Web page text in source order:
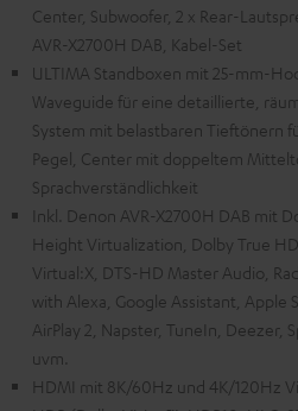
Center, Subwoofer, 2 x Rear-
AVR-X2700H DAB, Kabel-Set
ULTIMA Standboxen mit 25-mm-
Waveguide für eine detaillierte,
System mit belastbaren Tieftönern
Pegel, Center mit doppeltem
Sprachverständlichkeit
Inkl. Denon AVR-X2700H DAB mit
Height Virtualization, Dolby True
Virtual:X, DTS-HD Master Audio,
with Alexa, Google Assistant, Apple
AirPlay 2, Napster, TuneIn, Deezer,
uvm.
HDMI mit 8K/60Hz und 4K/120Hz